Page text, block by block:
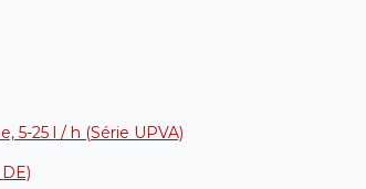
5-25 l / h (Série UPVA)